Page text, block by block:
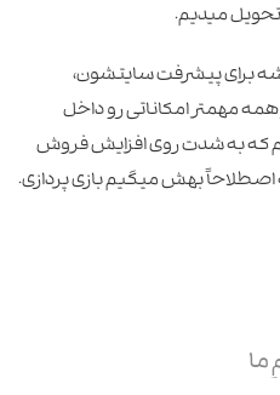
میدیم.
برای پیشرفت سایتشون،
مهمتر امکاناتی رو داخل
که به شدت روی افزایش فروش
بهش میگیم بازی پردازی.
ما